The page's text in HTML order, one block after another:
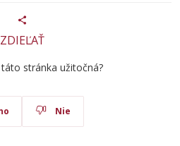
ZDIEĽAŤ
stránka užitočná?
Nie